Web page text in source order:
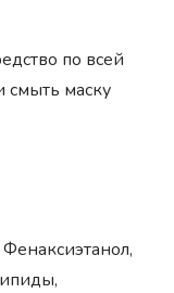
по всей
смыть маску